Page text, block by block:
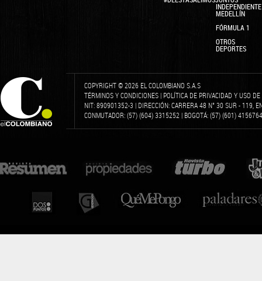
INDEPENDIENTE
MEDELLÍN
FÓRMULA 1
OTROS
DEPORTES
COPYRIGHT © 2026 EL COLOMBIANO S.A.S
TÉRMINOS Y CONDICIONES | POLÍTICA DE PRIVACIDAD Y USO
NIT: 890901352-3 | DIRECCIÓN: CARRERA 48 N° 30 SUR - 119,
CONMUTADOR: (57) (604) 3315252 | BOGOTÁ: (57) (601)